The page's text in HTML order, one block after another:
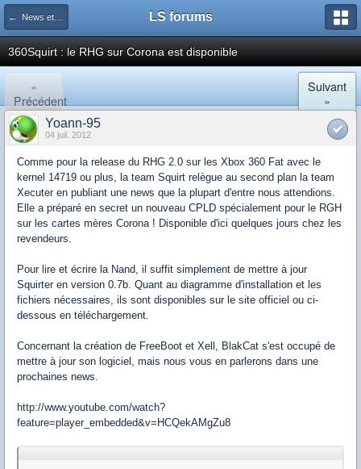
← News et actualités postées sur LS LS forums
360Squirt : le RHG sur Corona est disponible
«
Précédent
Suivant
»
Yoann-95
04 juil. 2012
Comme pour la release du RHG 2.0 sur les Xbox 360 Fat avec le
kernel 14719 ou plus, la team Squirt relègue au second plan la team
Xecuter en publiant une news que la plupart d'entre nous attendions.
Elle a préparé en secret un nouveau CPLD spécialement pour le RGH
sur les cartes mères Corona ! Disponible d'ici quelques jours chez les
revendeurs.
Pour lire et écrire la Nand, il suffit simplement de mettre à jour
Squirter en version 0.7b. Quant au diagramme d'installation et les
fichiers nécessaires, ils sont disponibles sur le site officiel ou ci-
dessous en téléchargement.
Concernant la création de FreeBoot et Xell, BlakCat s'est occupé de
mettre à jour son logiciel, mais nous vous en parlerons dans une
prochaines news.
http://www.youtube.com/watch?
feature=player_embedded&v=HCQekAMgZu8